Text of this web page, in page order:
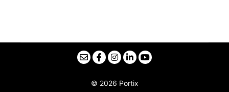
© 2026 Portix